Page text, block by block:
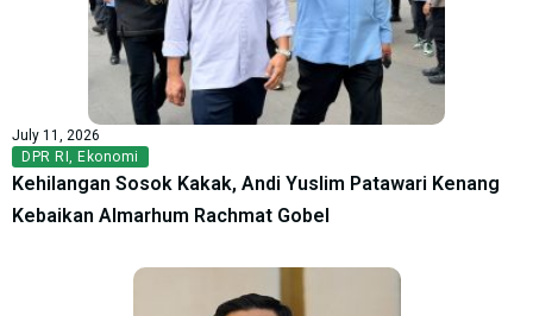
July 11, 2026
DPR RI , Ekonomi
Kehilangan Sosok Kakak, Andi Yuslim Patawari Kenang
Kebaikan Almarhum Rachmat Gobel